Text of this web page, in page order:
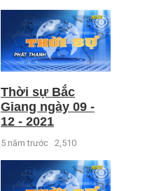
Thời sự Bắc
Giang ngày 09 -
12 - 2021
5 năm trước 2,510